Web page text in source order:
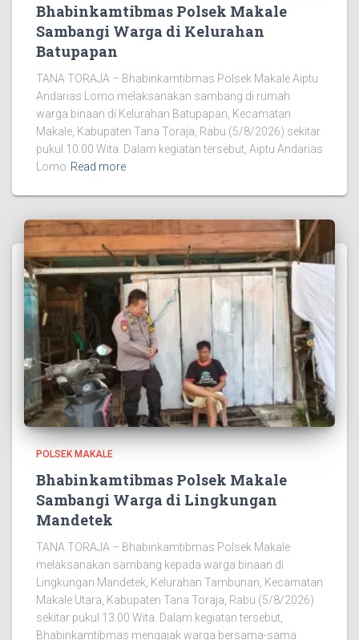
Bhabinkamtibmas Polsek Makale
Sambangi Warga di Kelurahan
Batupapan
TANA TORAJA – Bhabinkamtibmas Polsek Makale Aiptu
Andarias Lomo melaksanakan sambang di rumah
warga binaan di Kelurahan Batupapan, Kecamatan
Makale, Kabupaten Tana Toraja, Rabu (5/8/2026) sekitar
pukul 10.00 Wita. Dalam kegiatan tersebut, Aiptu Andarias
Lomo Read more
POLSEK MAKALE
Bhabinkamtibmas Polsek Makale
Sambangi Warga di Lingkungan
Mandetek
TANA TORAJA – Bhabinkamtibmas Polsek Makale
melaksanakan sambang kepada warga binaan di
Lingkungan Mandetek, Kelurahan Tambunan, Kecamatan
Makale Utara, Kabupaten Tana Toraja, Rabu (5/8/2026)
sekitar pukul 13.00 Wita. Dalam kegiatan tersebut,
Bhabinkamtibmas mengajak warga bersama-sama